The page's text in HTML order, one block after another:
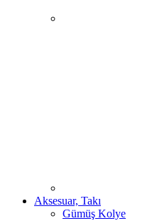
Aksesuar, Takı
Gümüş Kolye